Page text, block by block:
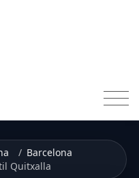
Barcelona
Quitxalla